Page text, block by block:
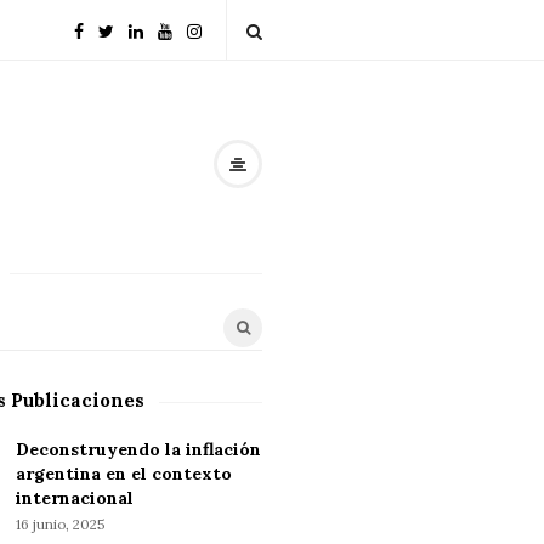
Publicaciones
Deconstruyendo la inflación
argentina en el contexto
internacional
16 junio, 2025